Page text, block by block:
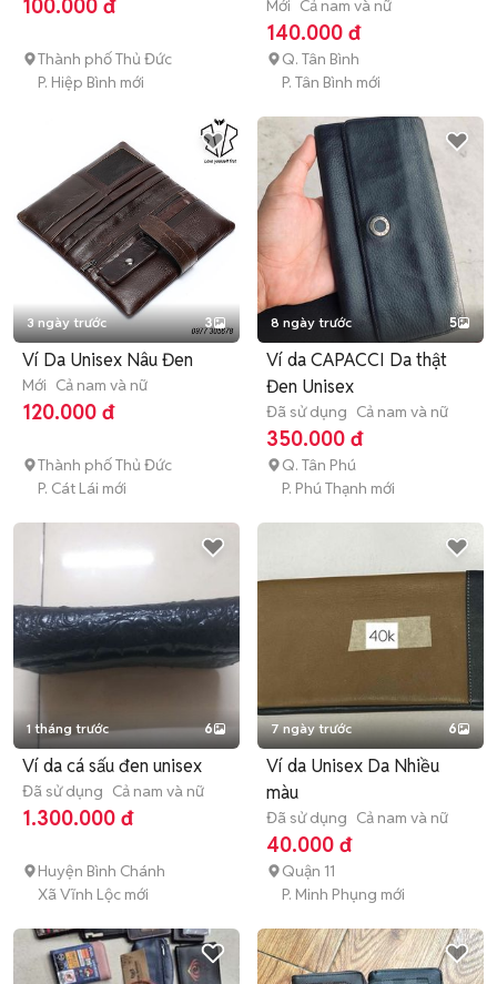
100.000 đ
Thành phố Thủ Đức
P. Hiệp Bình mới
Mới Cả nam và nữ
140.000 đ
Q. Tân Bình
P. Tân Bình mới
3 ngày trước 3
Ví Da Unisex Nâu Đen
Mới Cả nam và nữ
120.000 đ
Thành phố Thủ Đức
P. Cát Lái mới
8 ngày trước 5
Ví da CAPACCI Da thật
Đen Unisex
Đã sử dụng Cả nam và nữ
350.000 đ
Q. Tân Phú
P. Phú Thạnh mới
1 tháng trước 6
Ví da cá sấu đen unisex
Đã sử dụng Cả nam và nữ
1.300.000 đ
Huyện Bình Chánh
Xã Vĩnh Lộc mới
7 ngày trước 6
Ví da Unisex Da Nhiều
màu
Đã sử dụng Cả nam và nữ
40.000 đ
Quận 11
P. Minh Phụng mới